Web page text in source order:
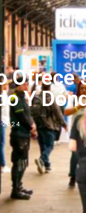
Ofrece
Y
2024